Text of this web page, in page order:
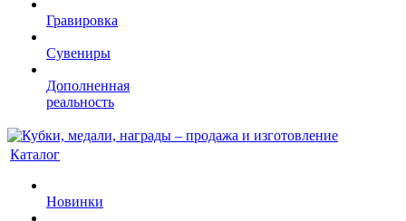
Гравировка
Сувениры
Дополненная
реальность
Каталог
Новинки